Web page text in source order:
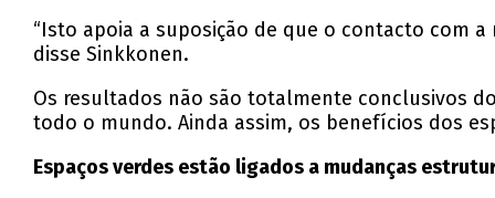
“Isto apoia a suposição de que o contacto com
disse Sinkkonen.
Os resultados não são totalmente conclusivos
todo o mundo. Ainda assim, os benefícios dos
Espaços verdes estão ligados a mudanças